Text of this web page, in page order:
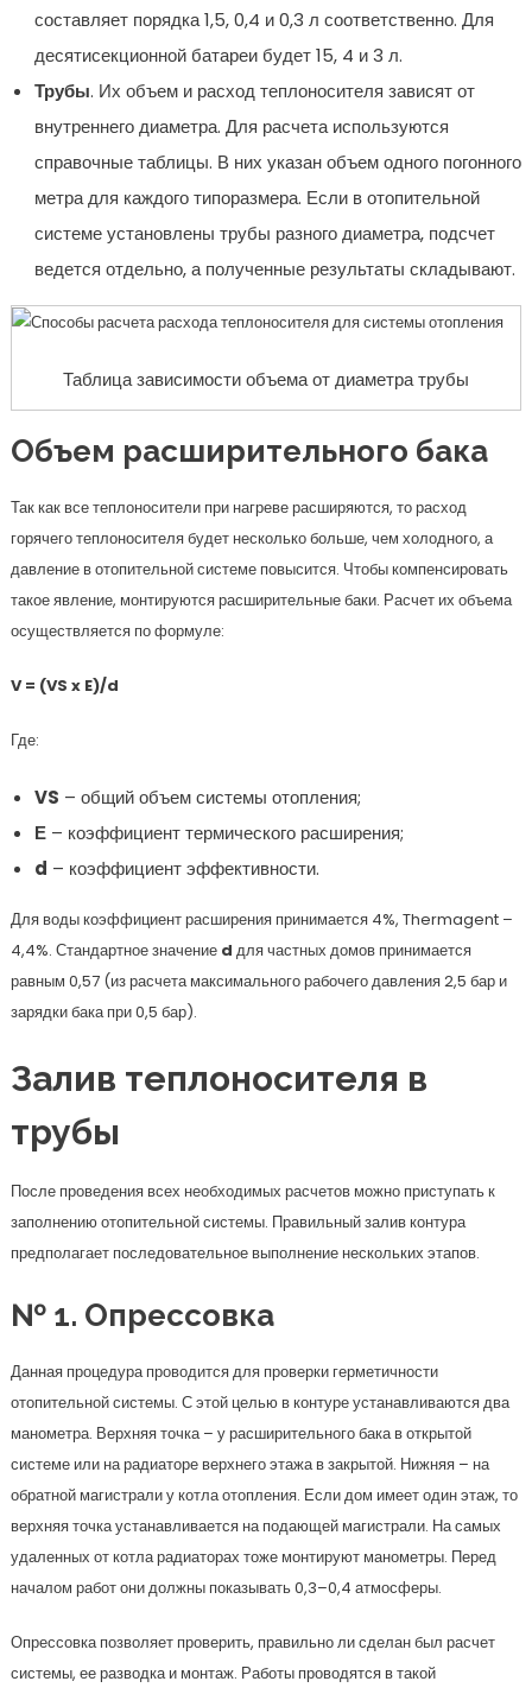
составляет порядка 1,5, 0,4 и 0,3 л соответственно. Для
десятисекционной батареи будет 15, 4 и 3 л.
Трубы. Их объем и расход теплоносителя зависят от
внутреннего диаметра. Для расчета используются
справочные таблицы. В них указан объем одного погонного
метра для каждого типоразмера. Если в отопительной
системе установлены трубы разного диаметра, подсчет
ведется отдельно, а полученные результаты складывают.
Таблица зависимости объема от диаметра трубы
Объем расширительного бака
Так как все теплоносители при нагреве расширяются, то расход
горячего теплоносителя будет несколько больше, чем холодного, а
давление в отопительной системе повысится. Чтобы компенсировать
такое явление, монтируются расширительные баки. Расчет их объема
осуществляется по формуле:
V = (VS x E)/d
Где:
VS – общий объем системы отопления;
Е– коэффициент термического расширения;
d – коэффициент эффективности.
Для воды коэффициент расширения принимается 4%, Thermagent –
4,4%. Стандартное значение d для частных домов принимается
равным 0,57 (из расчета максимального рабочего давления 2,5 бар и
зарядки бака при 0,5 бар).
Залив теплоносителя в
трубы
После проведения всех необходимых расчетов можно приступать к
заполнению отопительной системы. Правильный залив контура
предполагает последовательное выполнение нескольких этапов.
№ 1. Опрессовка
Данная процедура проводится для проверки герметичности
отопительной системы. С этой целью в контуре устанавливаются два
манометра. Верхняя точка – у расширительного бака в открытой
системе или на радиаторе верхнего этажа в закрытой. Нижняя – на
обратной магистрали у котла отопления. Если дом имеет один этаж, то
верхняя точка устанавливается на подающей магистрали. На самых
удаленных от котла радиаторах тоже монтируют манометры. Перед
началом работ они должны показывать 0,3–0,4 атмосферы.
Опрессовка позволяет проверить, правильно ли сделан был расчет
системы, ее разводка и монтаж. Работы проводятся в такой